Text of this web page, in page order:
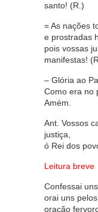
santo! (R.)
= As nações
e prostradas
pois vossas
manifestas!
– Glória ao
Como era no
Amém.
Ant. Vossos
justiça,
ó Rei dos
Leitura
Confessai
orai uns
oração